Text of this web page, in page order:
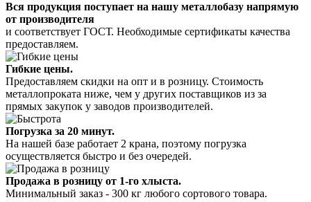
Вся продукция поступает на нашу металлобазу напрямую
от производителя
и соответствует ГОСТ. Необходимые сертификаты качества
предоставляем.
Гибкие цены.
Предоставляем скидки на опт и в розницу. Стоимость
металлопроката ниже, чем у других поставщиков из за
прямых закупок у заводов производителей.
Погрузка за 20 минут.
На нашей базе работает 2 крана, поэтому погрузка
осуществляется быстро и без очередей.
Продажа в розницу от 1-го хлыста.
Минимальный заказ - 300 кг любого сортового товара.